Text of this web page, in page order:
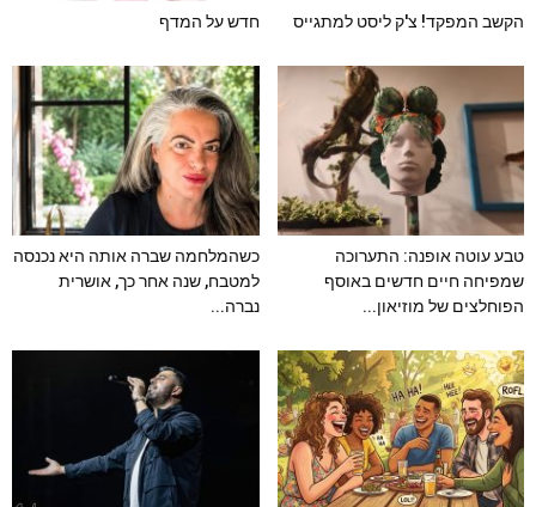
הקשב המפקד! צ'ק ליסט למתגייס חדש על המדף
טבע עוטה אופנה: התערוכה
שמפיחה חיים חדשים באוסף
הפוחלצים של מוזיאון...
כשהמלחמה שברה אותה היא נכנסה
למטבח, שנה אחר כך, אושרית
נברה...